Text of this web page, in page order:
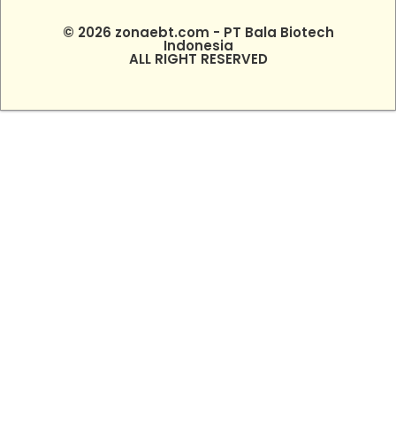
© 2026 zonaebt.com - PT Bala Biotech
Indonesia
ALL RIGHT RESERVED